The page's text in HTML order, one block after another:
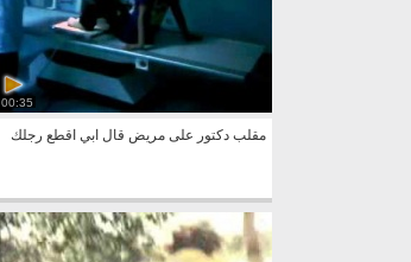
00:35
مقلب دكتور على مريض قال ابي اقطع رجلك